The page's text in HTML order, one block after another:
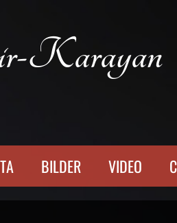
Karayan
BILDER VIDEO